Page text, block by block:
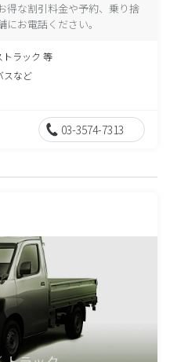
得な割引料金や予約、乗り捨
お電話ください。
トラック 等
スなど
03-3574-7313